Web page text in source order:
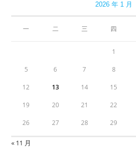
2026 年 1 月
一 二 三 四
1
5 6 7 8
12 13 14 15
19 20 21 22
26 27 28 29
« 11 月